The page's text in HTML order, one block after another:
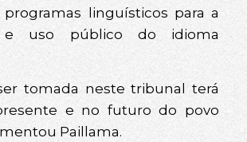
linguísticos para a
e uso público do idioma
tomada neste tribunal terá
e no futuro do povo
Paillama.